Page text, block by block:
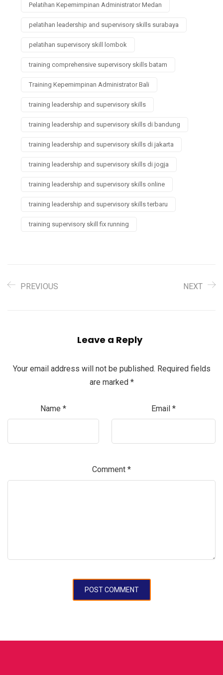
Pelatihan Kepemimpinan Administrator Medan
pelatihan leadership and supervisory skills surabaya
pelatihan supervisory skill lombok
training comprehensive supervisory skills batam
Training Kepemimpinan Administrator Bali
training leadership and supervisory skills
training leadership and supervisory skills di bandung
training leadership and supervisory skills di jakarta
training leadership and supervisory skills di jogja
training leadership and supervisory skills online
training leadership and supervisory skills terbaru
training supervisory skill fix running
PREVIOUS NEXT
Leave a Reply
Your email address will not be published. Required fields
are marked *
Name * Email *
Comment *